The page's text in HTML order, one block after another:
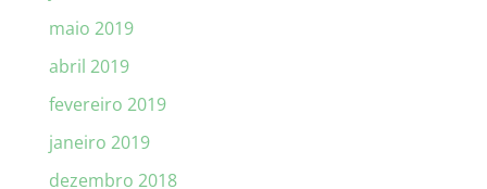
maio 2019
abril 2019
fevereiro 2019
janeiro 2019
dezembro 2018